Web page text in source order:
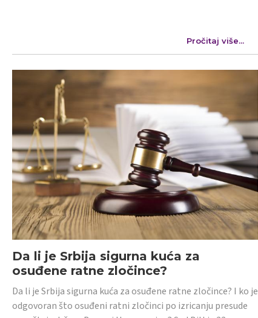
Pročitaj više...
Da li je Srbija sigurna kuća za
osuđene ratne zločince?
Da li je Srbija sigurna kuća za osuđene ratne zločince? I ko je
odgovoran što osuđeni ratni zločinci po izricanju presude